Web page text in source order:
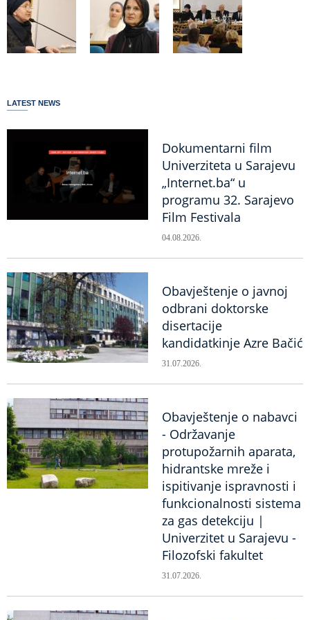
LATEST NEWS
Dokumentarni film
Univerziteta u Sarajevu
„Internet.ba“ u
programu 32. Sarajevo
Film Festivala
04.08.2026.
Obavještenje o javnoj
odbrani doktorske
disertacije
kandidatkinje Azre Bačić
31.07.2026.
Obavještenje o nabavci
- Održavanje
protupožarnih aparata,
hidrantske mreže i
ispitivanje ispravnosti i
funkcionalnosti sistema
za gas detekciju |
Univerzitet u Sarajevu -
Filozofski fakultet
31.07.2026.